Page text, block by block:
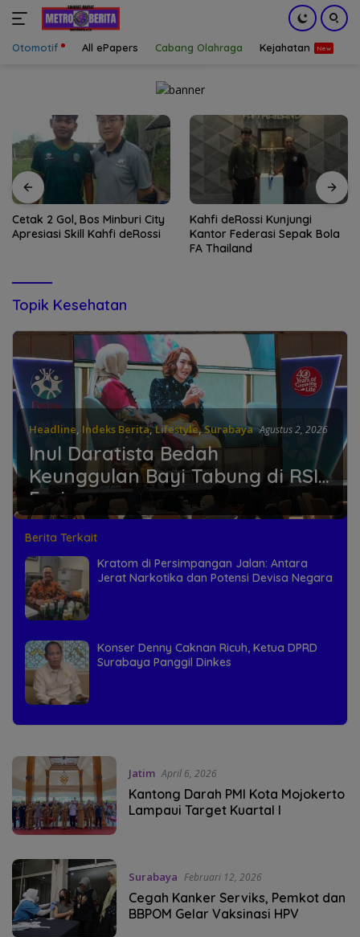
Otomotif All ePapers Cabang Olahraga Kejahatan
Kahfi deRossi Kunjungi
Kantor Federasi Sepak Bola
Operasi Gabungan Bongkar
1,3 Ton Ketamin di Laut
Bintan
Topik Kesehatan
Headline Indeks Berita,Lifestyle,Surabaya Agustus 2, 2026
Inul Daratista Bedah
Keunggulan Bayi Tabung di RSIA
Ferina
Berita Terkait
Kratom di Persimpangan Jalan: Antara
Jerat Narkotika dan Potensi Devisa Negara
Konser Denny Caknan Ricuh, Ketua DPRD
Surabaya Panggil Dinkes
Jatim April 6, 2026
Kantong Darah PMI Kota Mojokerto
Lampaui Target Kuartal I
Surabaya Februari 12, 2026
Cegah Kanker Serviks, Pemkot dan
BBPOM Gelar Vaksinasi HPV